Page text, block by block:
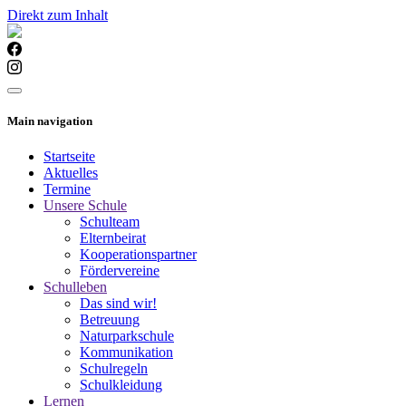
Direkt zum Inhalt
Main navigation
Startseite
Aktuelles
Termine
Unsere Schule
Schulteam
Elternbeirat
Kooperationspartner
Fördervereine
Schulleben
Das sind wir!
Betreuung
Naturparkschule
Kommunikation
Schulregeln
Schulkleidung
Lernen